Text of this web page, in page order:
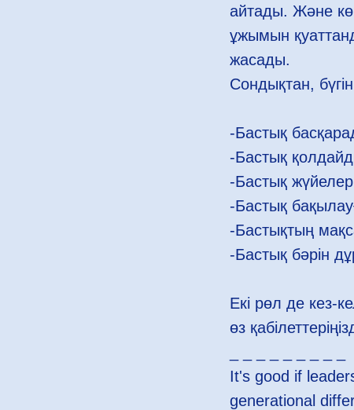
айтады. Және
ұжымын
жасады.
Сондықтан,
-Бастық
-Бастық
-Бастық
-Бастық
-Бастықтың
-Бастық бәрін
Екі рөл де кез-
өз
It's good if
generational